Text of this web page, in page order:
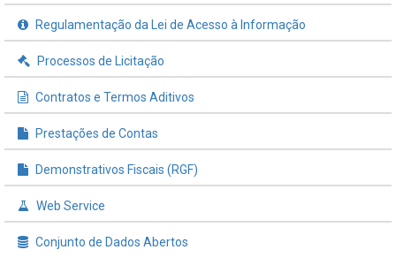
Regulamentação da Lei de Acesso à Informação
Processos de Licitação
Contratos e Termos Aditivos
Prestações de Contas
Demonstrativos Fiscais (RGF)
Web Service
Conjunto de Dados Abertos